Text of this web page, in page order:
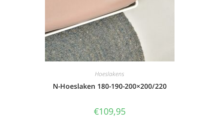
Hoeslakens
N-Hoeslaken 180-190-200×200/220
€109,95